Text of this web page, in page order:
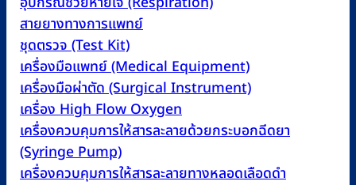
สายยางทางการแพทย์
ชุดตรวจ (Test Kit)
เครื่องมือแพทย์ (Medical Equipment)
เครื่องมือผ่าตัด (Surgical Instrument)
เครื่อง High Flow Oxygen
เครื่องควบคุมการให้สารละลายด้วยกระบอกฉีดยา
(Syringe Pump)
เครื่องควบคุมการให้สารละลายทางหลอดเลือดดำ